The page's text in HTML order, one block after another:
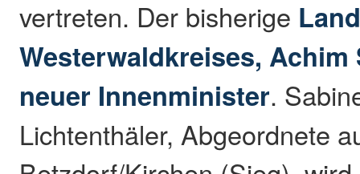
vertreten. Der bisherige
Westerwaldkreises,
neuer Innenminister.
Lichtenthäler, Abgeordnete